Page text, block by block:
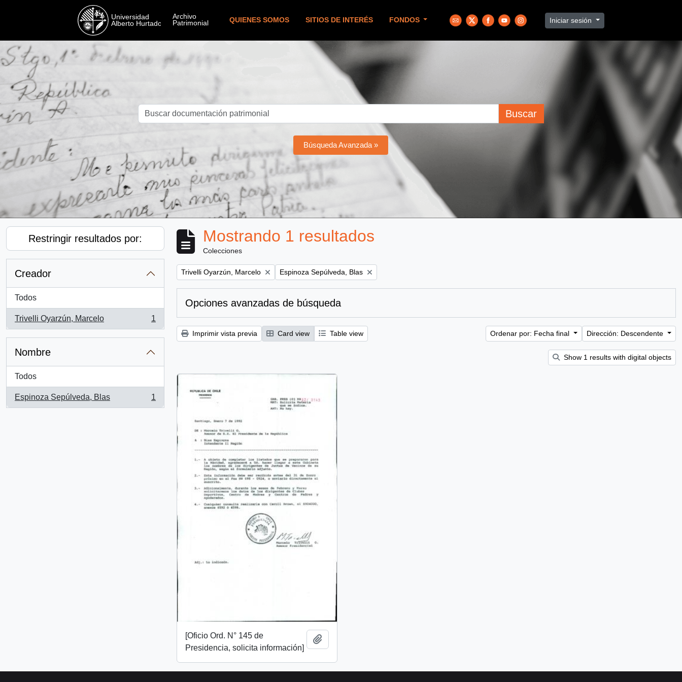
QUIENES SOMOS SITIOS DE INTERÉS FONDOS Iniciar sesión
Buscar
Búsqueda Avanzada »
Restringir resultados por:
Creador
Todos
Trivelli Oyarzún, Marcelo
, 1 resultados
1
Nombre
Todos
Espinoza Sepúlveda, Blas
, 1 resultados
1
Mostrando 1 resultados
Colecciones
Remove filter:
Trivelli Oyarzún, Marcelo Remove filter:
Espinoza Sepúlveda, Blas
Opciones avanzadas de búsqueda
Imprimir vista previa Card view Table view Ordenar por: Fecha final Dirección: Descendente
Show 1 results with digital objects
[Oficio Ord. N° 145 de
Presidencia, solicita información]